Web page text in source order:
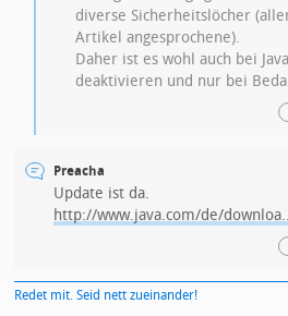
diverse Sicherheitslöcher
Artikel angesprochene).
Daher ist es wohl auch bei
deaktivieren und nur bei
Preacha
Update ist da.
http://www.java.com/de/
Redet mit. Seid nett zueinander!